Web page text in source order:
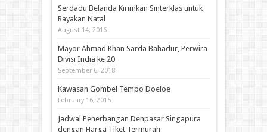
Serdadu Belanda Kirimkan Sinterklas untuk
Rayakan Natal
August 14, 2016
Mayor Ahmad Khan Sarda Bahadur, Perwira
Divisi India ke 20
September 6, 2018
Kawasan Gombel Tempo Doeloe
February 16, 2015
Jadwal Penerbangan Denpasar Singapura
dengan Harga Tiket Termurah